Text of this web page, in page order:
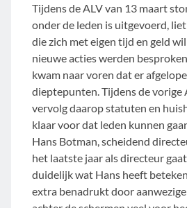
Tijdens de ALV van 13 maart
onder de leden is uitgevoerd,
die zich met eigen tijd en geld
nieuwe acties werden
kwam naar voren dat er
dieptepunten. Tijdens de vorige
vervolg daarop statuten en
klaar voor dat leden kunnen
Hans Botman, scheidend
het laatste jaar als directeur
duidelijk wat Hans heeft
extra benadrukt door